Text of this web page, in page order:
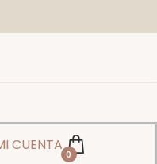
CUENTA
0